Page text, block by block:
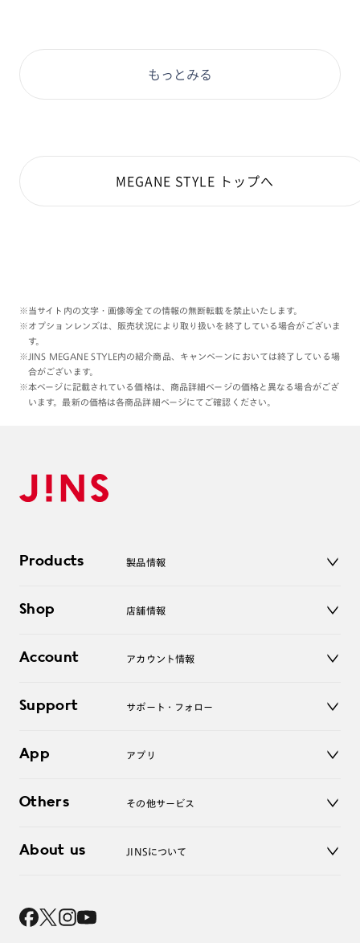
くださいね☺️
もっとみる
MEGANE STYLE トップへ
※当サイト内の文字・画像等全ての情報の無断転載を禁止いたします。
※オプションレンズは、販売状況により取り扱いを終了している場合がございま
す。
※JINS MEGANE STYLE内の紹介商品、キャンペーンにおいては終了している場
合がございます。
※本ページに記載されている価格は、商品詳細ページの価格と異なる場合がござ
います。最新の価格は各商品詳細ページにてご確認ください。
Products 製品情報
サングラス
コンタクトレンズ
アクセサリー
Shop 店舗情報
オンラインショップ
Account アカウント情報
ログアウト
Support サポート・フォロー
よくあるご質問
お問い合わせ
App アプリ
Others その他サービス
レンズ交換
About us JINSについて
採用情報